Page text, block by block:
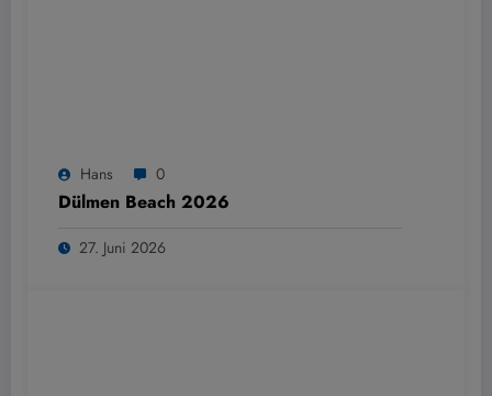
Hans 0
Dülmen Beach 2026
27. Juni 2026